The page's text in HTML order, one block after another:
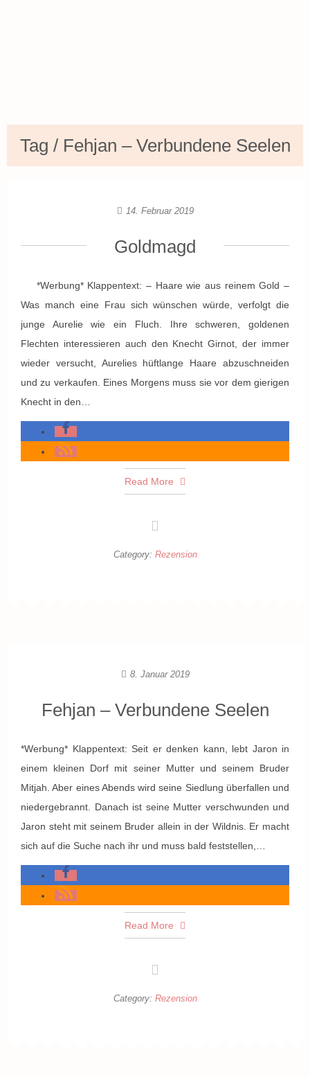
Tag / Fehjan – Verbundene Seelen
14. Februar 2019
Goldmagd
*Werbung* Klappentext: – Haare wie aus reinem Gold –
Was manch eine Frau sich wünschen würde, verfolgt die
junge Aurelie wie ein Fluch. Ihre schweren, goldenen
Flechten interessieren auch den Knecht Girnot, der immer
wieder versucht, Aurelies hüftlange Haare abzuschneiden
und zu verkaufen. Eines Morgens muss sie vor dem gierigen
Knecht in den…
Read More
Category: Rezension
8. Januar 2019
Fehjan – Verbundene Seelen
*Werbung* Klappentext: Seit er denken kann, lebt Jaron in
einem kleinen Dorf mit seiner Mutter und seinem Bruder
Mitjah. Aber eines Abends wird seine Siedlung überfallen und
niedergebrannt. Danach ist seine Mutter verschwunden und
Jaron steht mit seinem Bruder allein in der Wildnis. Er macht
sich auf die Suche nach ihr und muss bald feststellen,…
Read More
Category: Rezension